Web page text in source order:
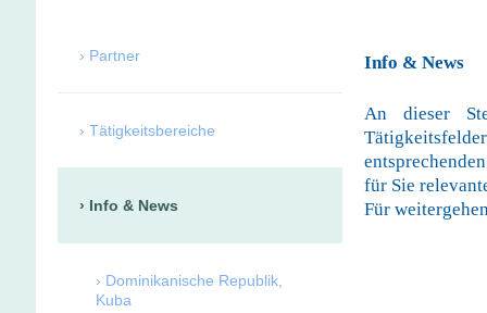
Info & News
An dieser
für Sie
Für
Partner
Tätigkeitsbereiche
Info & News
Dominikanische Republik,
Kuba